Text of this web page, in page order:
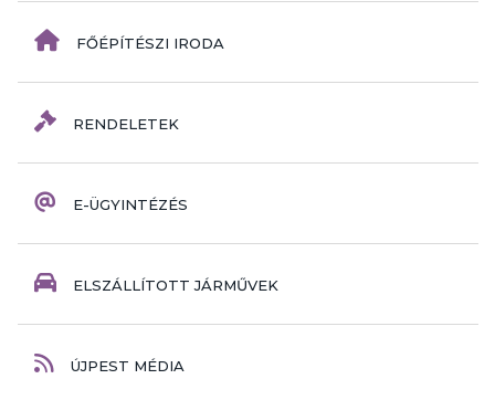
FŐÉPÍTÉSZI IRODA
RENDELETEK
E-ÜGYINTÉZÉS
ELSZÁLLÍTOTT JÁRMŰVEK
ÚJPEST MÉDIA